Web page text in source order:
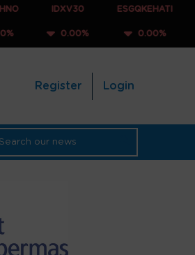
IDXV30
0.00%
ESGQKEHATI
0.00%
Register Login